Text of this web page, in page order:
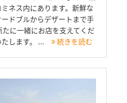
ネス内にあります。新鮮な
ドブルからデザートまで手
に一緒にお店を支えてくだ
たします。 ...
続きを読む